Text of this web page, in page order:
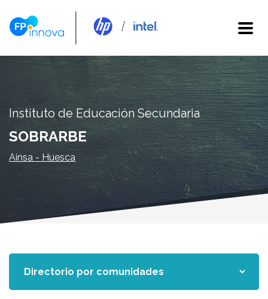
Instituto de Educación Secundaria
SOBRARBE
Aínsa - Huesca